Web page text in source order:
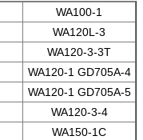
WA100-1
WA120L-3
WA120-3-3T
WA120-1 GD705A-4
WA120-1 GD705A-5
WA120-3-4
WA150-1C